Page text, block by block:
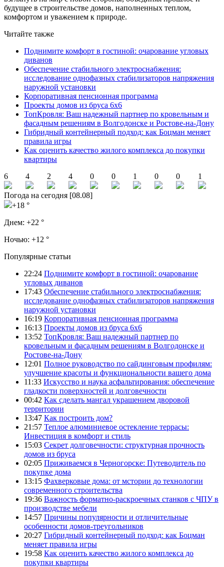
будущее в строительстве домов, наполненных теплом,
комфортом и уважением к природе.
Читайте также
Поднимите комфорт в гостиной: очарование угловых
диванов
Обеспечение стабильного электроснабжения:
исследование однофазных стабилизаторов напряжения
наружной установки
Корпоративная пенсионная программа
Проекты домов из бруса 6х6
ТопКровля: Ваш надежный партнер по кровельным и
фасадным решениям в Волгодонске и Ростове-на-Дону
Гибридный контейнерный подход: как Боцман меняет
правила игры
Как оценить качество жилого комплекса до покупки
квартиры
6
4 2 4 0 0 1 0 0 1
Погода на сегодня [08.08]
+18 °
Днем: +22 °
Ночью: +12 °
Популярные статьи
22:24 Поднимите комфорт в гостиной: очарование
угловых диванов
17:43 Обеспечение стабильного электроснабжения:
исследование однофазных стабилизаторов напряжения
наружной установки
16:19 Корпоративная пенсионная программа
16:13 Проекты домов из бруса 6х6
13:52 ТопКровля: Ваш надежный партнер по
кровельным и фасадным решениям в Волгодонске и
Ростове-на-Дону
12:01 Полное руководство по сайдинговым профилям:
улучшение красоты и функциональности вашего дома
11:33 Искусство и наука асфальтирования: обеспечение
гладкости поверхностей и долговечности
00:42 Как сделать мангал украшением дворовой
территории
13:47 Как построить дом?
21:57 Теплое алюминиевое остекление террасы:
Инвестиция в комфорт и стиль
15:03 Секрет долговечности: структурная прочность
домов из бруса
02:05 Приживаемся в Черногорске: Путеводитель по
покупке дома
13:15 Фахверковые дома: от мстории до технологии
современного строительства
19:36 Важность форматно-раскроечных станков с ЧПУ в
производстве мебели
14:57 Причины популярности и отличительные
особенности домов-треугольников
20:27 Гибридный контейнерный подход: как Боцман
меняет правила игры
19:58 Как оценить качество жилого комплекса до
покупки квартиры